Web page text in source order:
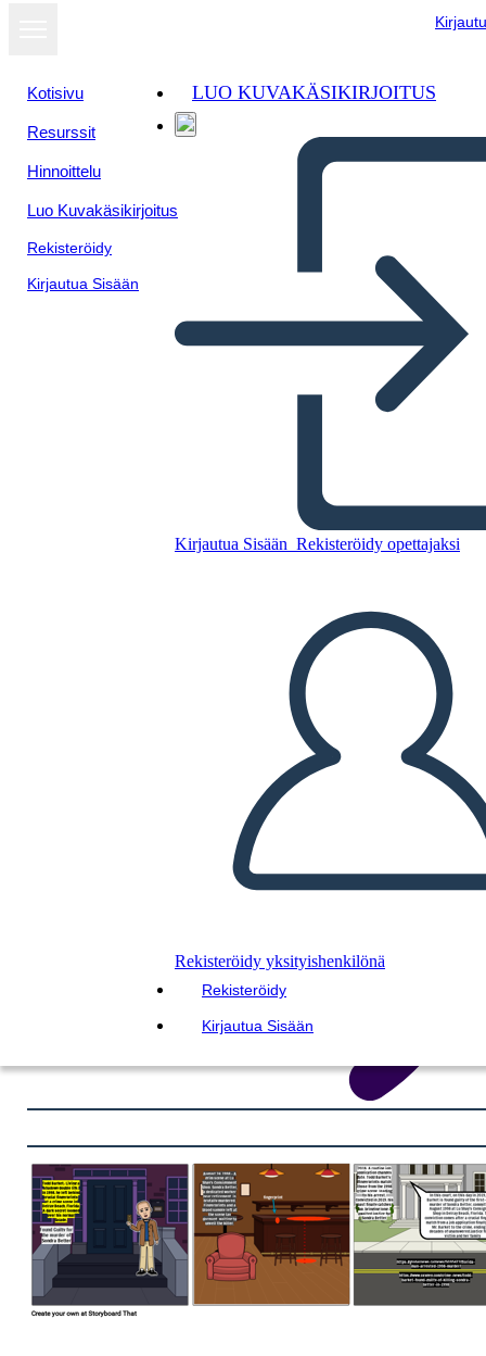
Kotisivu
Resurssit
Hinnoittelu
Luo Kuvakäsikirjoitus
Rekisteröidy
Kirjautua Sisään
LUO KUVAKÄSIKIRJOITUS
Kirjautua Sisään Rekisteröidy opettajaksi
Rekisteröidy yksityishenkilönä
Rekisteröidy
Kirjautua Sisään
Kopioi tämä kuvakäsikirjoitus
TOISTA DIAESITYS
LUE MINULLE
Näytä
diaesityksenä